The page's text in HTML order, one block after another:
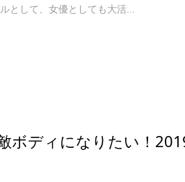
として、女優としても大活...
ボディになりたい！